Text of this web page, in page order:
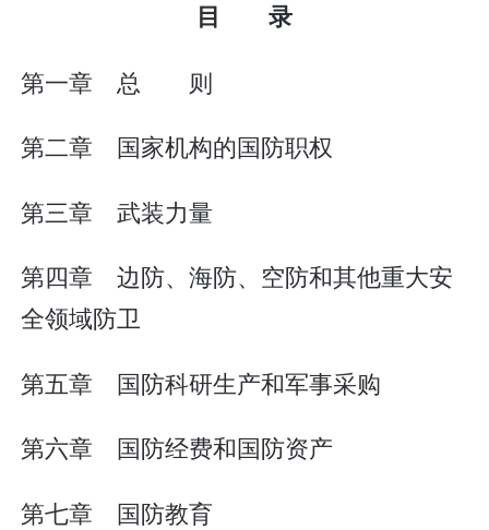
目 录
第一章 总 则
第二章 国家机构的国防职权
第三章 武装力量
第四章 边防、海防、空防和其他重大安
全领域防卫
第五章 国防科研生产和军事采购
第六章 国防经费和国防资产
第七章 国防教育